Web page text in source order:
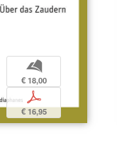
b
€ 18,00
p
€ 16,95